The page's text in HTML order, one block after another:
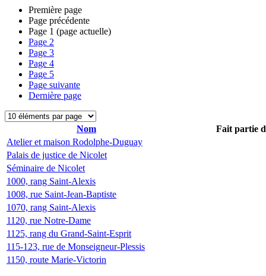
Première page
Page précédente
Page 1 (page actuelle)
Page 2
Page 3
Page 4
Page 5
Page suivante
Dernière page
Nom
Fait partie
Atelier et maison Rodolphe-Duguay
Palais de justice de Nicolet
Séminaire de Nicolet
1000, rang Saint-Alexis
1008, rue Saint-Jean-Baptiste
1070, rang Saint-Alexis
1120, rue Notre-Dame
1125, rang du Grand-Saint-Esprit
115-123, rue de Monseigneur-Plessis
1150, route Marie-Victorin